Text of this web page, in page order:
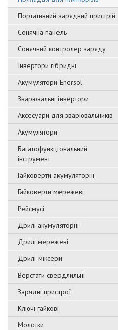
Портативний зарядний пристрій
Сонячна панель
Сонячний контролер заряду
Інвертори гібридні
Акумулятори Enersol
Зварювальні інвертори
Аксесуари для зварювальників
Акумулятори
Багатофункціональний
інструмент
Гайковерти акумуляторні
Гайковерти мережеві
Рейсмусі
Дрилі акумуляторні
Дрилі мережеві
Дрилі-міксери
Верстати свердлильні
Зарядні пристрої
Ключі гайкові
Молотки